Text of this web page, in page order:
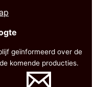
geïnformeerd over de
komende producties.